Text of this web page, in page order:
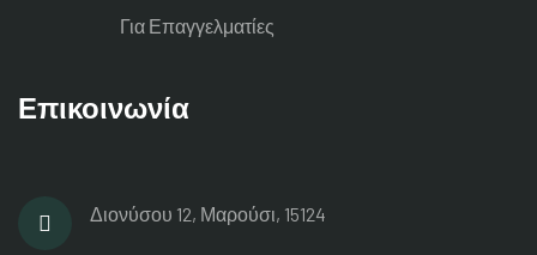
Για Επαγγελματίες
Επικοινωνία
Διονύσου 12, Μαρούσι, 15124